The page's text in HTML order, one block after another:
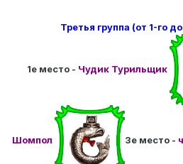
Третья группа (от 1-го
1е место - Чудик Турильщик
Шомпол 3е место -